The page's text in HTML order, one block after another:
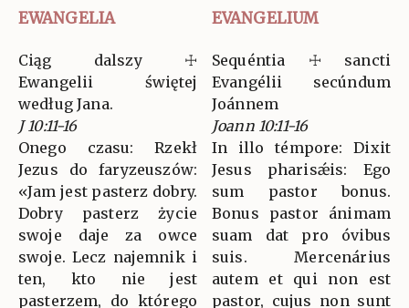
EWANGELIA EVANGELIUM
Ciąg dalszy ☩
Ewangelii świętej
według Jana.
J 10:11-16
Onego czasu: Rzekł
Jezus do faryzeuszów:
«Jam jest pasterz dobry.
Dobry pasterz życie
swoje daje za owce
swoje. Lecz najemnik i
ten, kto nie jest
pasterzem, do którego
Sequéntia ☩ sancti
Evangélii secúndum
Joánnem
Joann 10:11-16
In illo témpore: Dixit
Jesus pharisǽis: Ego
sum pastor bonus.
Bonus pastor ánimam
suam dat pro óvibus
suis. Mercenárius
autem et qui non est
pastor, cujus non sunt